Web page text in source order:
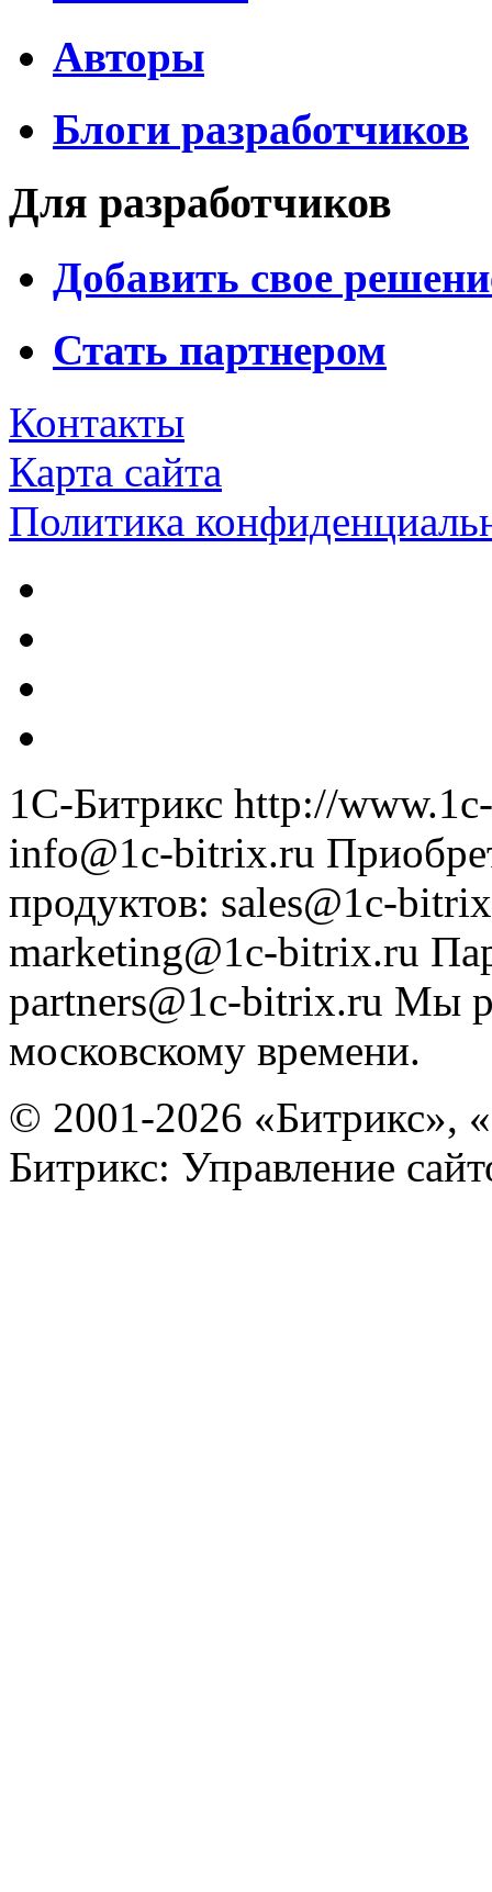
Авторы
Блоги разработчиков
Для разработчиков
Добавить свое
Стать партнером
Контакты
Карта сайта
Политика
1С-Битрикс http://
info@1c-bitrix.ru
продуктов: sales@1c-
marketing@1c-bitrix.ru
partners@1c-bitrix.ru Мы
московскому времени.
© 2001-2026 «Битрикс»,
Битрикс: Управление